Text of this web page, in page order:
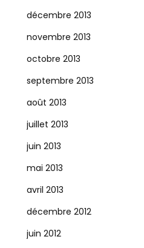
décembre 2013
novembre 2013
octobre 2013
septembre 2013
août 2013
juillet 2013
juin 2013
mai 2013
avril 2013
décembre 2012
juin 2012